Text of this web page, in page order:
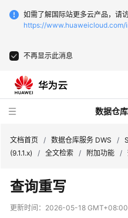
如需了解国际站更多云产品，请访
https://www.huaweicloud.com/
不再显示此消息
数据仓
最
新
动
文档首页 / 数据仓库服务 DWS /
(9.1.1.x)
/ 全文检索 / 附加功能 /
查询重写
更新时间： 2026-05-18 GMT+08:00